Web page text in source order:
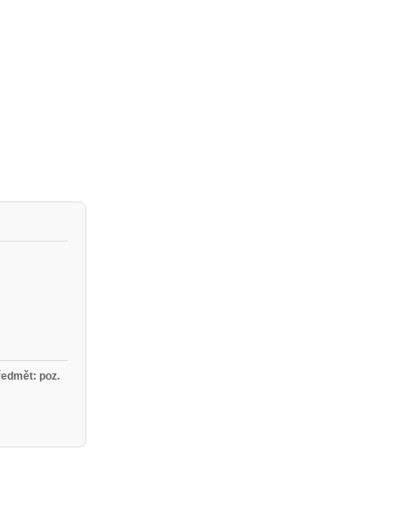
poz.